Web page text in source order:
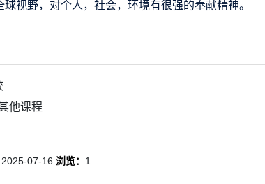
视野，对个人，社会，环境有很强的奉献精神。
他课程
2025-07-16 浏览： 1